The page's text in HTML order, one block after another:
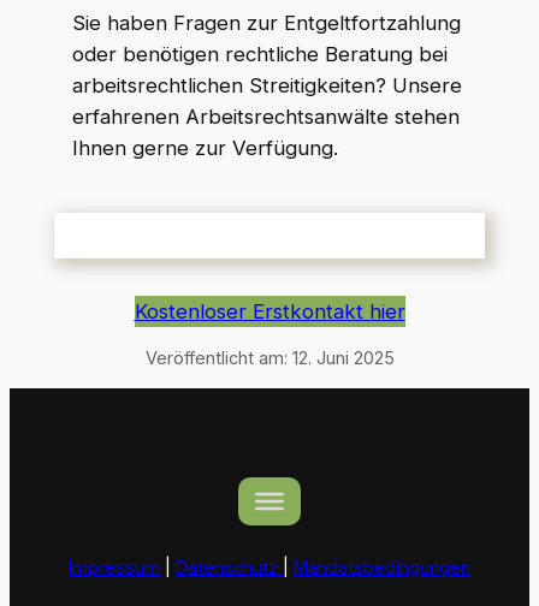
Sie haben Fragen zur Entgeltfortzahlung
oder benötigen rechtliche Beratung bei
arbeitsrechtlichen Streitigkeiten? Unsere
erfahrenen Arbeitsrechtsanwälte stehen
Ihnen gerne zur Verfügung.
Kostenloser Erstkontakt hier
Veröffentlicht am: 12. Juni 2025
Impressum Datenschutz Mandatsbedingungen